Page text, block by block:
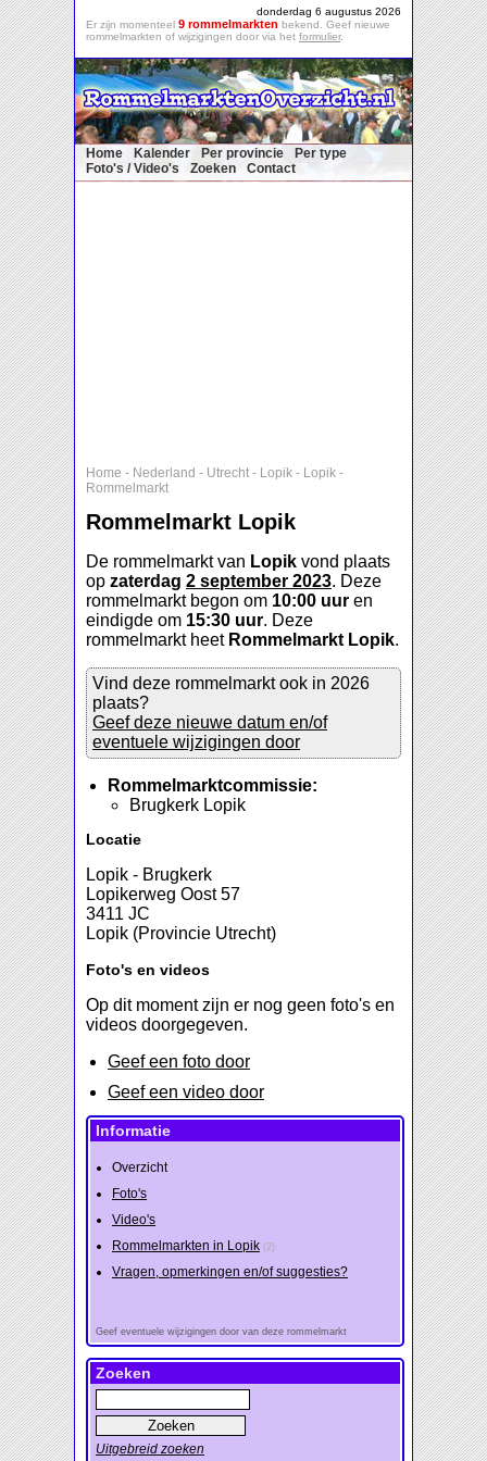
donderdag 6 augustus 2026
Er zijn momenteel 9 rommelmarkten bekend. Geef nieuwe
rommelmarkten of wijzigingen door via het formulier.
Home Kalender Per provincie
Per type
Foto's / Video's
Zoeken Contact
Home - Nederland - Utrecht - Lopik - Lopik -
Rommelmarkt
Rommelmarkt Lopik
De rommelmarkt van Lopik vond plaats
op zaterdag 2 september 2023. Deze
rommelmarkt begon om 10:00 uur en
eindigde om 15:30 uur. Deze
rommelmarkt heet Rommelmarkt Lopik.
Vind deze rommelmarkt ook in 2026
plaats?
Geef deze nieuwe datum en/of
eventuele wijzigingen door
Rommelmarktcommissie:
Brugkerk Lopik
Locatie
Lopik - Brugkerk
Lopikerweg Oost 57
3411 JC
Lopik (Provincie Utrecht)
Foto's en videos
Op dit moment zijn er nog geen foto's en
videos doorgegeven.
Geef een foto door
Geef een video door
Informatie
Overzicht
Foto's
Video's
Rommelmarkten in Lopik (2)
Vragen, opmerkingen en/of suggesties?
Geef eventuele wijzigingen door van deze rommelmarkt
Zoeken
Uitgebreid zoeken